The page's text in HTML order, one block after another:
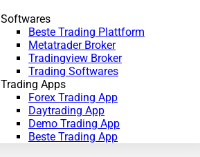
Softwares
Beste Trading Plattform
Metatrader Broker
Tradingview Broker
Trading Softwares
Trading Apps
Forex Trading App
Daytrading App
Demo Trading App
Beste Trading App